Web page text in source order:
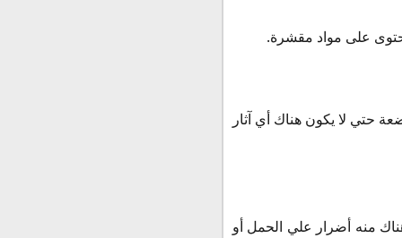
حتي لا يكون هناك أي آثار
منه أضرار علي الحمل أو